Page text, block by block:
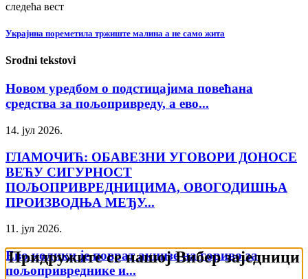
следећа вест
Украјина пореметила тржиште малина а не само жита
Srodni tekstovi
Новом уредбом о подстицајима повећана
средства за пољопривреду, а ево...
14. јул 2026.
ГЛАМОЧИЋ: ОБАВЕЗНИ УГОВОРИ ДОНОСЕ
ВЕЋУ СИГУРНОСТ
ПОЉОПРИВРЕДНИЦИМА, ОВОГОДИШЊА
ПРОИЗВОДЊА МЕЂУ...
11. јул 2026.
Ево колики је поврат акцизе на гориво за
пољопривреднике и...
Придружите се нашој Вибер заједници